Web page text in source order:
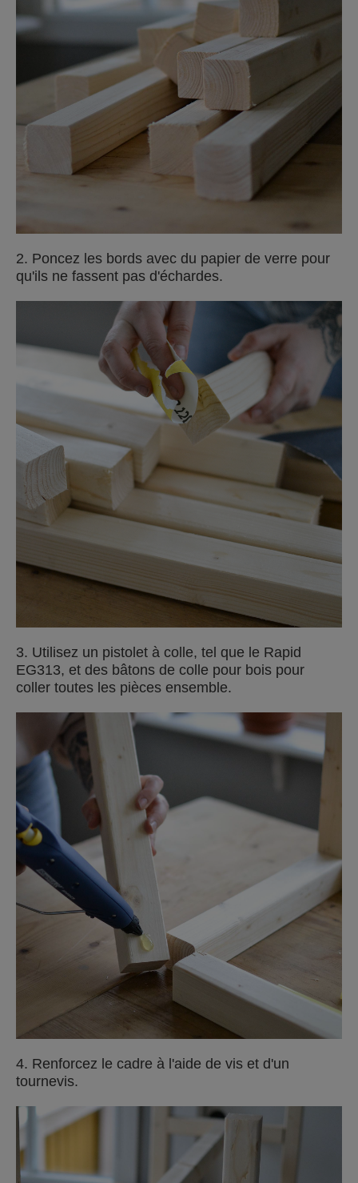
2. Poncez les bords avec du papier de verre pour
qu'ils ne fassent pas d'échardes.
3. Utilisez un pistolet à colle, tel que le Rapid
EG313, et des bâtons de colle pour bois pour
coller toutes les pièces ensemble.
4. Renforcez le cadre à l'aide de vis et d'un
tournevis.